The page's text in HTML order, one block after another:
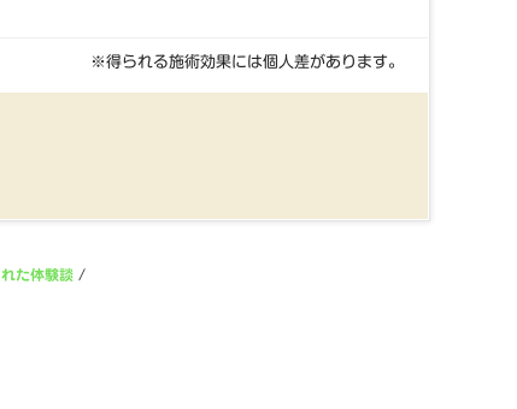
※得られる施術効果には個人差があります。
た体験談 /